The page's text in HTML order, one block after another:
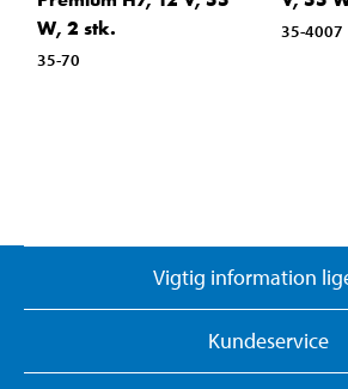
W, 2 stk.
35-70
35-4007
Vigtig information
Kundeservice